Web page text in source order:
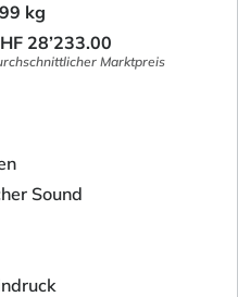
kg
28’233.00
Marktpreis
Sound